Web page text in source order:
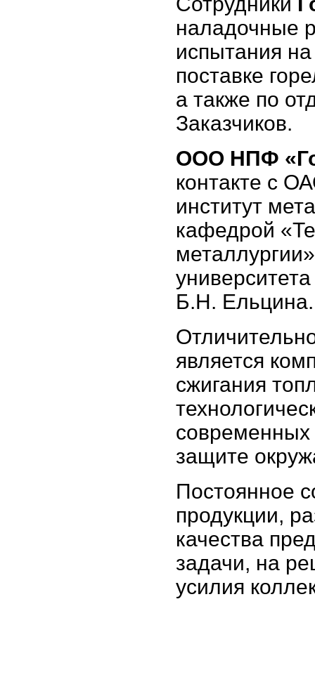
наладочные
испытания на
поставке
а также по
Заказчиков.
ООО НПФ
контакте с
институт
кафедрой
Б.Н. Ельцина.
является
сжигания
современных
защите
Постоянное
продукции,
качества
задачи, на
усилия